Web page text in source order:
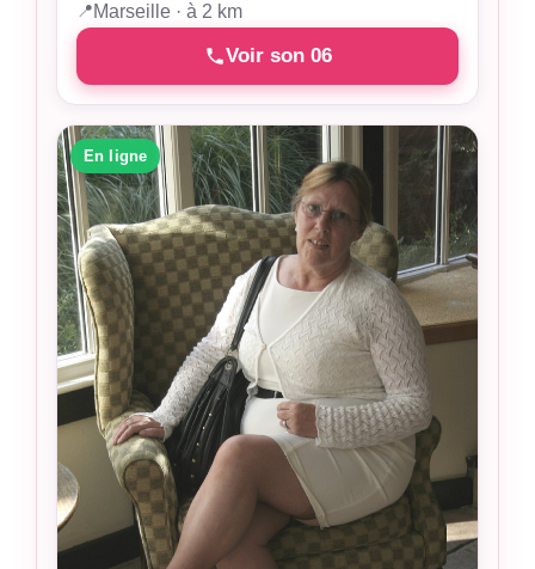
📍Marseille · à 2 km
Voir son 06
En ligne